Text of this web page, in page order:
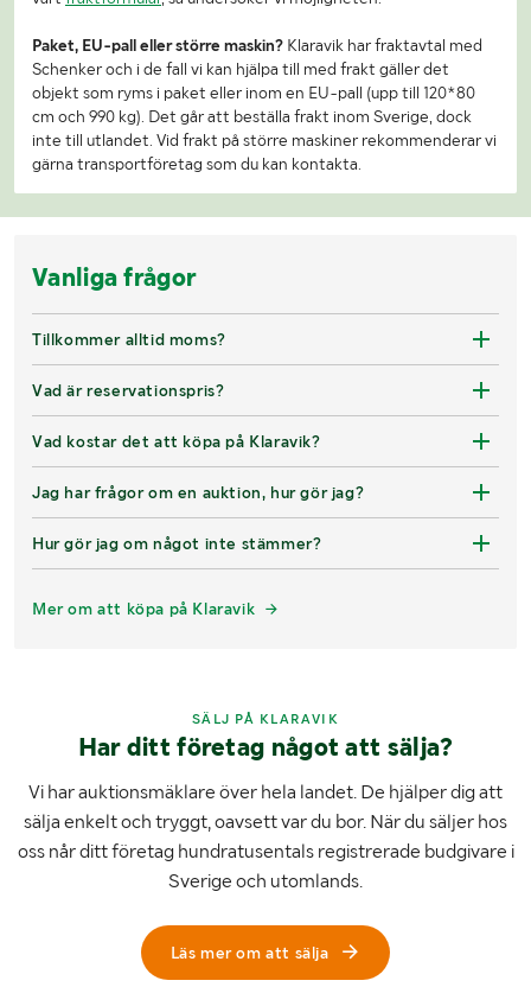
Paket, EU-pall eller större maskin? Klaravik har fraktavtal med
Schenker och i de fall vi kan hjälpa till med frakt gäller det
objekt som ryms i paket eller inom en EU-pall (upp till 120*80
cm och 990 kg). Det går att beställa frakt inom Sverige, dock
inte till utlandet. Vid frakt på större maskiner rekommenderar vi
gärna transportföretag som du kan kontakta.
Vanliga frågor
Tillkommer alltid moms?
Vad är reservationspris?
Vad kostar det att köpa på Klaravik?
Jag har frågor om en auktion, hur gör jag?
Hur gör jag om något inte stämmer?
Mer om att köpa på Klaravik
SÄLJ PÅ KLARAVIK
Har ditt företag något att sälja?
Vi har auktionsmäklare över hela landet. De hjälper dig att
sälja enkelt och tryggt, oavsett var du bor. När du säljer hos
oss når ditt företag hundratusentals registrerade budgivare i
Sverige och utomlands.
Läs mer om att sälja